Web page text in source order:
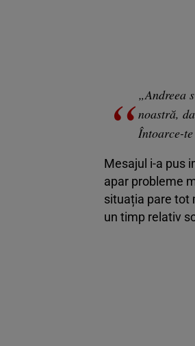
„Andreea
noastră,
Întoarce-
Mesajul i-a pus
apar probleme
situația pare tot
un timp relativ